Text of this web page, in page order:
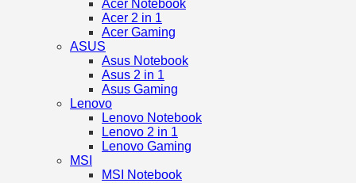
Acer Notebook
Acer 2 in 1
Acer Gaming
ASUS
Asus Notebook
Asus 2 in 1
Asus Gaming
Lenovo
Lenovo Notebook
Lenovo 2 in 1
Lenovo Gaming
MSI
MSI Notebook